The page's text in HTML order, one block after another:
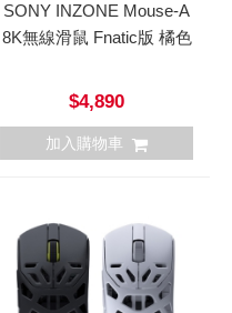
SONY INZONE Mouse-A
8K無線滑鼠 Fnatic版 橘色
$4,890
加入購物車